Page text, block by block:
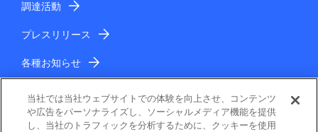
調達活動
プレスリリース
各種お知らせ
当社では当社ウェブサイトでの体験を向上させ、コンテンツ
や広告をパーソナライズし、ソーシャルメディア機能を提供
し、当社のトラフィックを分析するために、クッキーを使用